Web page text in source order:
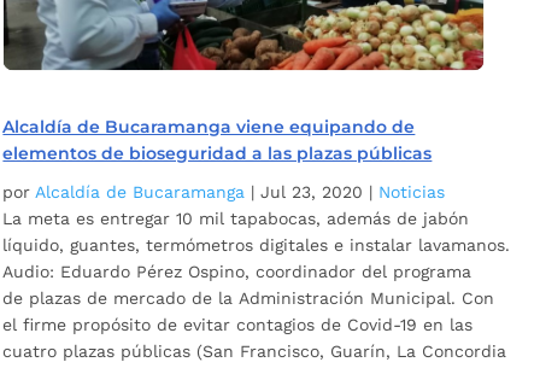
Alcaldía de Bucaramanga viene equipando de
elementos de bioseguridad a las plazas públicas
porAlcaldía de Bucaramanga |Jul 23, 2020 | Noticias
La meta es entregar 10 mil tapabocas, además de jabón
líquido, guantes, termómetros digitales e instalar lavamanos.
Audio: Eduardo Pérez Ospino, coordinador del programa
de plazas de mercado de la Administración Municipal. Con
el firme propósito de evitar contagios de Covid-19 en las
cuatro plazas públicas (San Francisco, Guarín, La Concordia